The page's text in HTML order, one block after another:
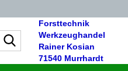
Suche...
Forsttechnik
Werkzeughandel
Rainer Kosian
71540 Murrhardt